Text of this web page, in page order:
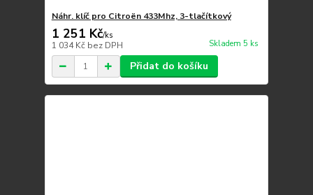
Náhr. klíč pro Citroën 433Mhz, 3-tlačítkový
1 251 Kč/ks
1 034 Kč bez DPH Skladem 5 ks
Přidat do košíku